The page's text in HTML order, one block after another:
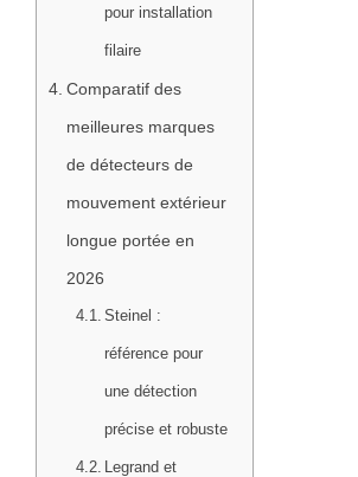
pour installation
filaire
Comparatif des
meilleures marques
de détecteurs de
mouvement extérieur
longue portée en
2026
Steinel :
référence pour
une détection
précise et robuste
Legrand et